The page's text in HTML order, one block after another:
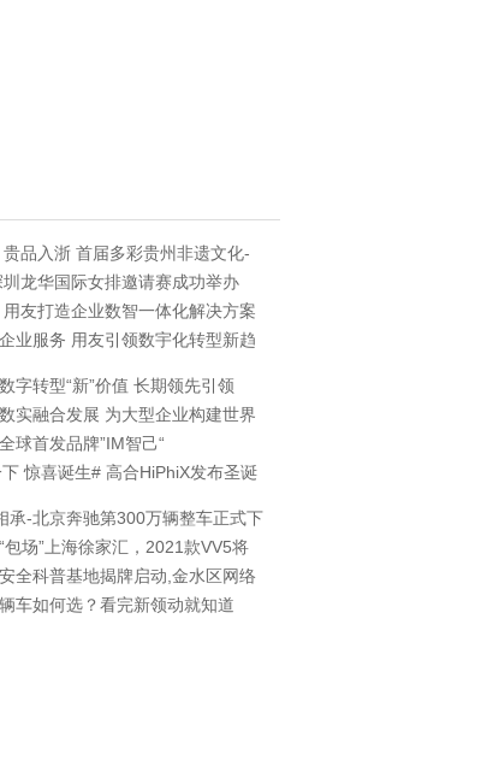
品入浙 首届多彩贵州非遗文化-
龙华国际女排邀请赛成功举办
友打造企业数智一体化解决方案
业服务 用友引领数宇化转型新趋
字转型“新”价值 长期领先引领
实融合发展 为大型企业构建世界
球首发品牌”IM智己“
惊喜诞生# 高合HiPhiX发布圣诞
承-北京奔驰第300万辆整车正式下
包场”上海徐家汇，2021款VV5将
全科普基地揭牌启动,金水区网络
车如何选？看完新领动就知道